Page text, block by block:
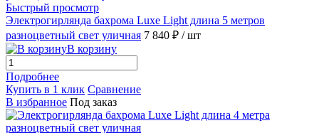
Быстрый просмотр
Электрогирлянда бахрома Luxe Light длина 5 метров
разноцветный свет уличная 7 840 ₽ / шт
В корзину
Подробнее
Купить в 1 клик Сравнение
В избранное Под заказ